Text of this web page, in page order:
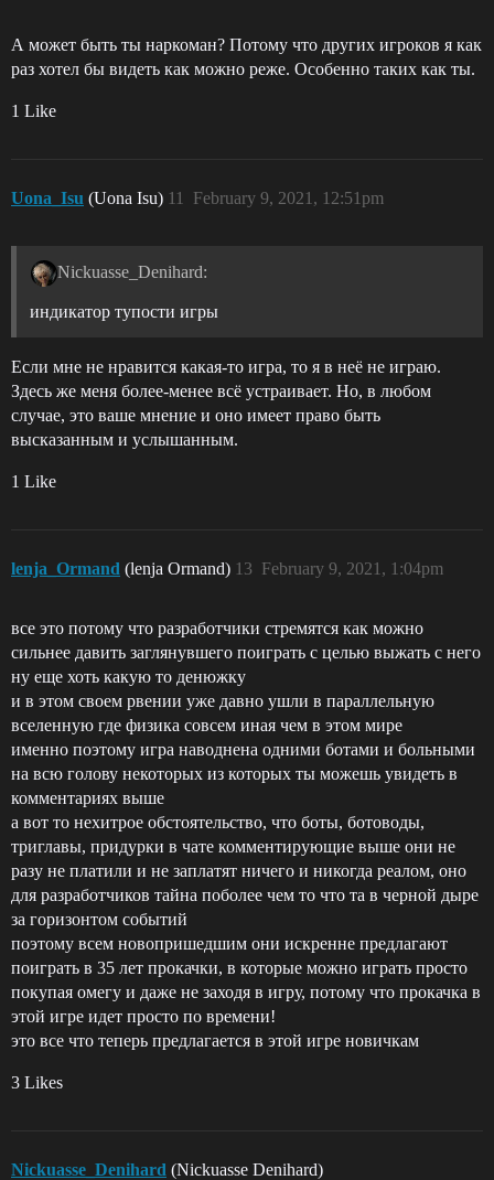
А может быть ты наркоман? Потому что других игроков я как
раз хотел бы видеть как можно реже. Особенно таких как ты.
1 Like
Uona_Isu (Uona Isu) February 9, 2021, 12:51pm
11
Nickuasse_Denihard:
индикатор тупости игры
Если мне не нравится какая-то игра, то я в неё не играю.
Здесь же меня более-менее всё устраивает. Но, в любом
случае, это ваше мнение и оно имеет право быть
высказанным и услышанным.
1 Like
lenja_Ormand (lenja Ormand) February 9, 2021, 1:04pm
13
все это потому что разработчики стремятся как можно
сильнее давить заглянувшего поиграть с целью выжать с него
ну еще хоть какую то денюжку
и в этом своем рвении уже давно ушли в параллельную
вселенную где физика совсем иная чем в этом мире
именно поэтому игра наводнена одними ботами и больными
на всю голову некоторых из которых ты можешь увидеть в
комментариях выше
а вот то нехитрое обстоятельство, что боты, ботоводы,
триглавы, придурки в чате комментирующие выше они не
разу не платили и не заплатят ничего и никогда реалом, оно
для разработчиков тайна поболее чем то что та в черной дыре
за горизонтом событий
поэтому всем новопришедшим они искренне предлагают
поиграть в 35 лет прокачки, в которые можно играть просто
покупая омегу и даже не заходя в игру, потому что прокачка в
этой игре идет просто по времени!
это все что теперь предлагается в этой игре новичкам
3 Likes
Nickuasse_Denihard (Nickuasse Denihard)